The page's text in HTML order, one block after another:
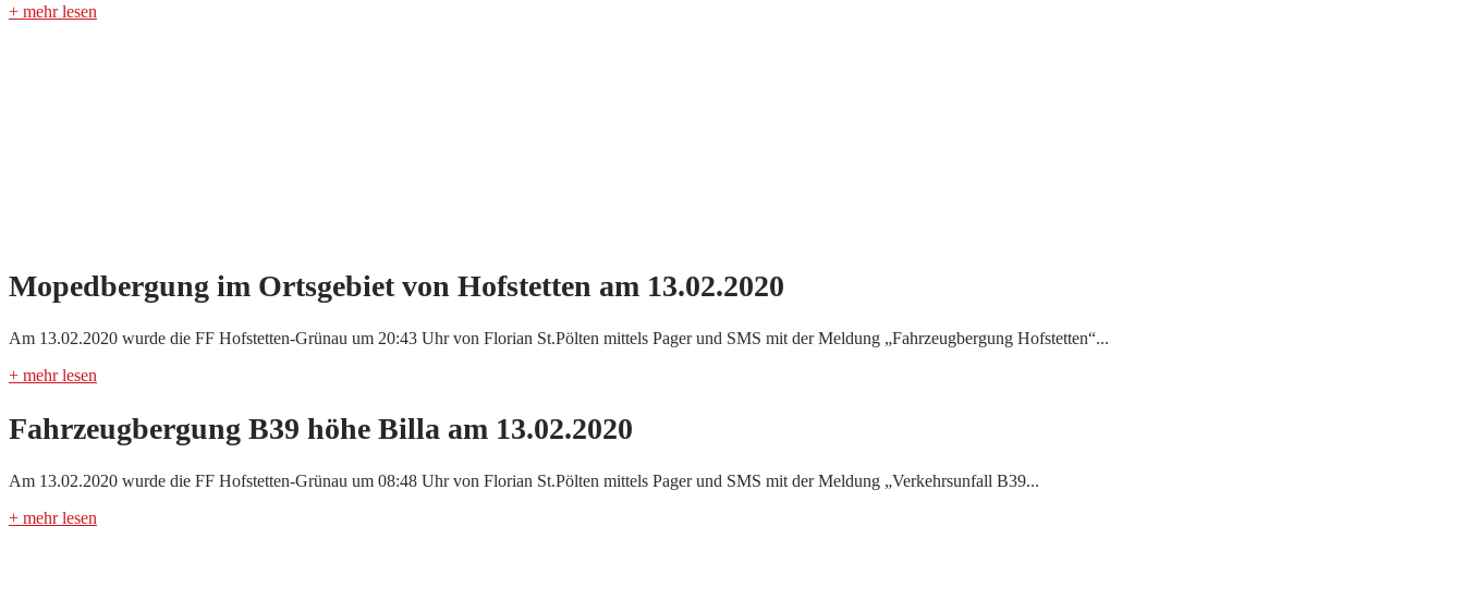
+ mehr lesen
Mopedbergung im Ortsgebiet von Hofstetten am 13.02.2020
Am 13.02.2020 wurde die FF Hofstetten-Grünau um 20:43 Uhr von Florian St.Pölten mittels Pager und SMS mit der Meldung „Fahrzeugbergung Hofstetten“...
+ mehr lesen
Fahrzeugbergung B39 höhe Billa am 13.02.2020
Am 13.02.2020 wurde die FF Hofstetten-Grünau um 08:48 Uhr von Florian St.Pölten mittels Pager und SMS mit der Meldung „Verkehrsunfall B39...
+ mehr lesen